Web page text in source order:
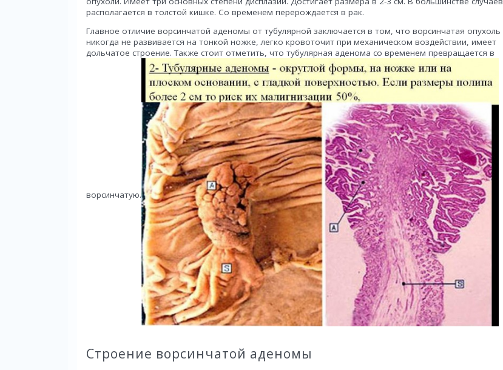
располагается в толстой кишке. Со временем перерождается в рак.
Главное отличие ворсинчатой аденомы от тубулярной заключается в том, что ворсинчатая опухоль
никогда не развивается на тонкой ножке, легко кровоточит при механическом воздействии, имеет
дольчатое строение. Также стоит отметить, что тубулярная аденома со временем превращается в
ворсинчатую.
Строение ворсинчатой аденомы